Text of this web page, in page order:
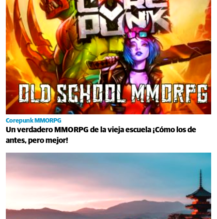
Corepunk MMORPG
Un verdadero MMORPG de la vieja escuela ¡Cómo los de
antes, pero mejor!